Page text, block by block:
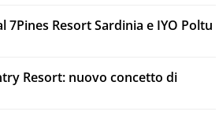
7Pines Resort Sardinia e IYO Poltu
Resort: nuovo concetto di